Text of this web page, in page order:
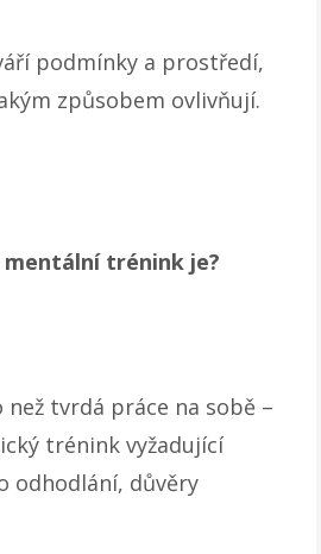
podmínky a prostředí,
způsobem ovlivňují.
trénink je?
tvrdá práce na sobě –
trénink vyžadující
odhodlání, důvěry